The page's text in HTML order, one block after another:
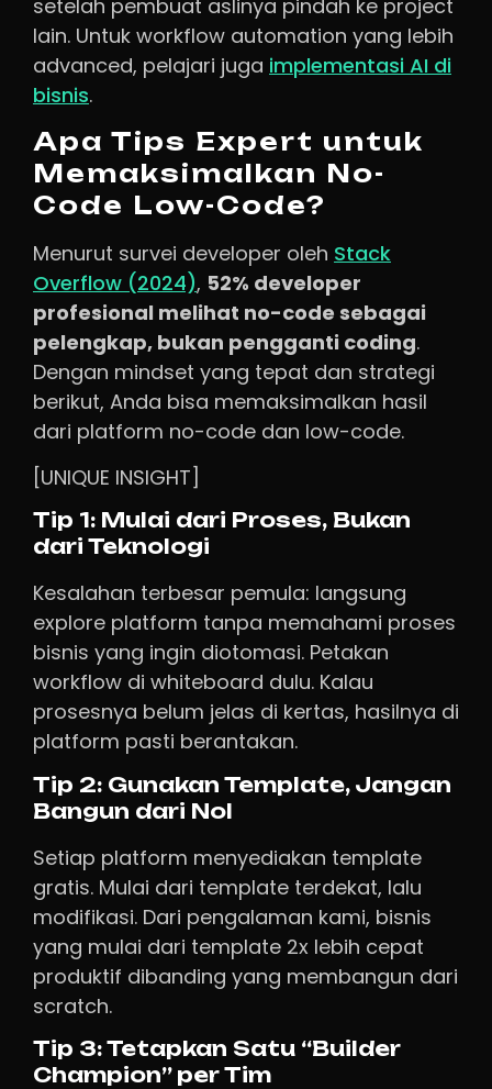
setelah pembuat aslinya pindah ke project
lain. Untuk workflow automation yang lebih
advanced, pelajari juga implementasi AI di
bisnis.
Apa Tips Expert untuk
Memaksimalkan No-
Code Low-Code?
Menurut survei developer oleh Stack
Overflow (2024), 52% developer
profesional melihat no-code sebagai
pelengkap, bukan pengganti coding.
Dengan mindset yang tepat dan strategi
berikut, Anda bisa memaksimalkan hasil
dari platform no-code dan low-code.
[UNIQUE INSIGHT]
Tip 1: Mulai dari Proses, Bukan
dari Teknologi
Kesalahan terbesar pemula: langsung
explore platform tanpa memahami proses
bisnis yang ingin diotomasi. Petakan
workflow di whiteboard dulu. Kalau
prosesnya belum jelas di kertas, hasilnya di
platform pasti berantakan.
Tip 2: Gunakan Template, Jangan
Bangun dari Nol
Setiap platform menyediakan template
gratis. Mulai dari template terdekat, lalu
modifikasi. Dari pengalaman kami, bisnis
yang mulai dari template 2x lebih cepat
produktif dibanding yang membangun dari
scratch.
Tip 3: Tetapkan Satu “Builder
Champion” per Tim